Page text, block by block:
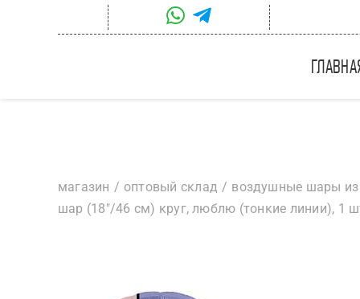
магазин оптовый склад воздушные шары из
шар (18″/46 см) круг, люблю (тонкие линии), 1